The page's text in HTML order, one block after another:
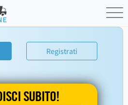
Registrati
SUBITO!